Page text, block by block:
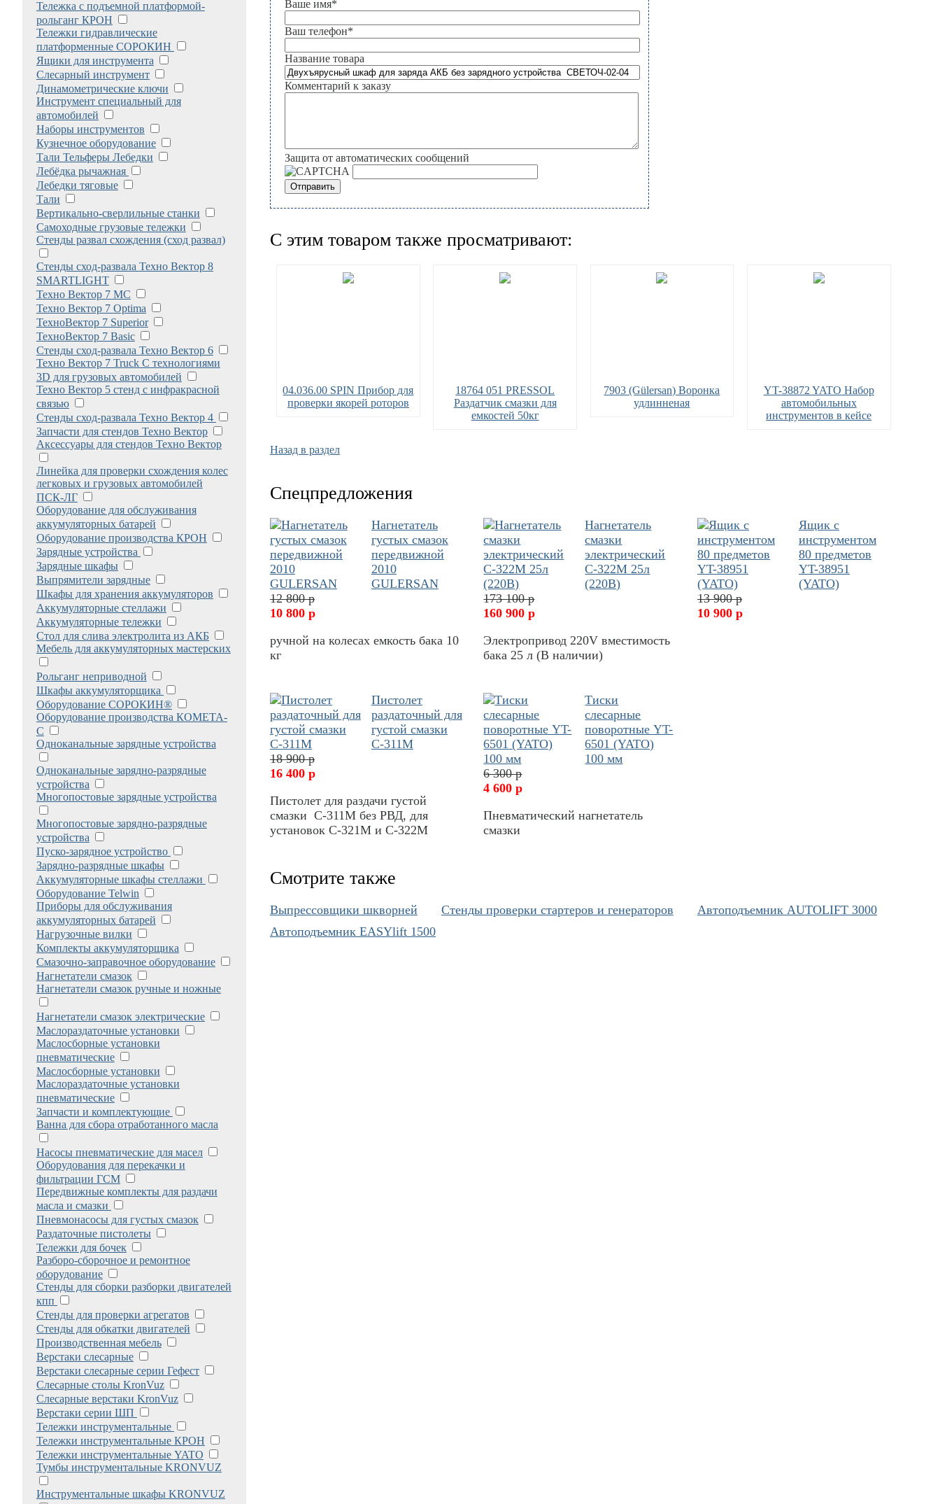
Тележка с подъемной платформой-
рольганг КРОН
Тележки гидравлические
платформенные СОРОКИН
Ящики для инструмента
Слесарный инструмент
Динамометрические ключи
Инструмент специальный для
автомобилей
Наборы инструментов
Кузнечное оборудование
Тали Тельферы Лебедки
Лебёдка рычажная
Лебедки тяговые
Тали
Вертикально-сверлильные станки
Самоходные грузовые тележки
Стенды развал схождения (сход развал)
Стенды сход-развала Техно Вектор 8
SMARTLIGHT
Техно Вектор 7 МС
Техно Вектор 7 Optima
ТехноВектор 7 Superior
ТехноВектор 7 Basic
Стенды сход-развала Техно Вектор 6
Техно Вектор 7 Truck С технологиями
3D для грузовых автомобилей
Техно Вектор 5 стенд с инфракрасной
связью
Стенды сход-развала Техно Вектор 4
Запчасти для стендов Техно Вектор
Аксессуары для стендов Техно Вектор
Линейка для проверки схождения колес
легковых и грузовых автомобилей
ПСК-ЛГ
Оборудование для обслуживания
аккумуляторных батарей
Оборудование производства КРОН
Зарядные устройства
Зарядные шкафы
Выпрямители зарядные
Шкафы для хранения аккумуляторов
Аккумуляторные стеллажи
Аккумуляторные тележки
Стол для слива электролита из АКБ
Мебель для аккумуляторных мастерских
Рольганг неприводной
Шкафы аккумуляторщика
Оборудование СОРОКИН®
Оборудование производства КОМЕТА-
С
Одноканальные зарядные устройства
Одноканальные зарядно-разрядные
устройства
Многопостовые зарядные устройства
Многопостовые зарядно-разрядные
устройства
Пуско-зарядное устройство
Зарядно-разрядные шкафы
Аккумуляторные шкафы стеллажи
Оборудование Telwin
Приборы для обслуживания
аккумуляторных батарей
Нагрузочные вилки
Комплекты аккумуляторщика
Смазочно-заправочное оборудование
Нагнетатели смазок
Нагнетатели смазок ручные и ножные
Нагнетатели смазок электрические
Маслораздаточные установки
Маслосборные установки
пневматические
Маслосборные установки
Маслораздаточные установки
пневматические
Запчасти и комплектующие
Ванна для сбора отработанного масла
Насосы пневматические для масел
Оборудования для перекачки и
фильтрации ГСМ
Передвижные комплекты для раздачи
масла и смазки
Пневмонасосы для густых смазок
Раздаточные пистолеты
Тележки для бочек
Разборо-сборочное и ремонтное
оборудование
Стенды для сборки разборки двигателей
кпп
Стенды для проверки агрегатов
Стенды для обкатки двигателей
Производственная мебель
Верстаки слесарные
Верстаки слесарные серии Гефест
Слесарные столы KronVuz
Слесарные верстаки KronVuz
Верстаки серии ШП
Тележки инструментальные
Тележки инструментальные КРОН
Тележки инструментальные YATO
Тумбы инструментальные KRONVUZ
Инструментальные шкафы KRONVUZ
Ваше имя*
Ваш телефон*
Название товара
Комментарий к заказу
Защита от автоматических сообщений
С этим товаром также просматривают:
04.036.00 SPIN Прибор для
проверки якорей роторов
18764 051 PRESSOL
Раздатчик смазки для
емкостей 50кг
7903 (Gülersan) Воронка
удлинненая
YT-38872 YATO Набор
автомобильных
инструментов в кейсе
Назад в раздел
Спецпредложения
Нагнетатель
густых смазок
передвижной
2010
GULERSAN
12 800 р
10 800 р
ручной на колесах емкость бака 10
кг
Нагнетатель
смазки
электрический
С-322М 25л
(220В)
173 100 р
160 900 р
Электропривод 220V вместимость
бака 25 л (В наличии)
Ящик с
инструментом
80 предметов
YT-38951
(YATO)
13 900 р
10 900 р
Пистолет
раздаточный для
густой смазки
С-311М
18 900 р
16 400 р
Пистолет для раздачи густой
смазки С-311М без РВД, для
установок С-321М и С-322М
Тиски
слесарные
поворотные YT-
6501 (YATO)
100 мм
6 300 р
4 600 р
Пневматический нагнетатель
смазки
Смотрите также
Выпрессовщики шкворней Cтенды проверки стартеров и генераторов
Автоподъемник AUTOLIFT 3000
Автоподъемник EASYlift 1500